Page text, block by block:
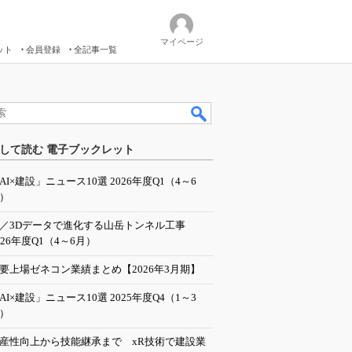
ト 会員登録 全記事一覧
マイページ
て読む 電子ブックレット
建設」ニュース10選 2026年度Q1（4～6
3Dデータで進化する山岳トンネル工事
年度Q1（4～6月）
上場ゼネコン業績まとめ【2026年3月期】
建設」ニュース10選 2025年度Q4（1～3
性向上から技能継承まで xR技術で建設業